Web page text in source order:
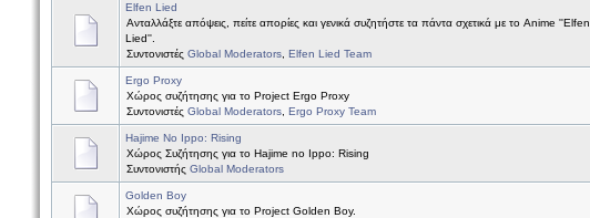
Elfen Lied
Ανταλλάξτε απόψεις, πείτε απορίες και γενικά συζητήστε τα πάντα σχετικά με το Anime ''Elfen
Lied''.
Συντονιστές Global Moderators, Elfen Lied Team
Ergo Proxy
Χώρος συζήτησης για το Project Ergo Proxy
Συντονιστές Global Moderators, Ergo Proxy Team
Hajime No Ippo: Rising
Χώρος Συζήτησης για το Hajime no Ippo: Rising
Συντονιστής Global Moderators
Golden Boy
Χώρος συζήτησης για το Project Golden Boy.